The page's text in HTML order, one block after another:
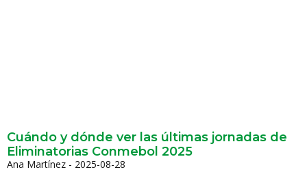
Cuándo y dónde ver las últimas jornadas de
Eliminatorias Conmebol 2025
Ana Martínez 2025-08-28